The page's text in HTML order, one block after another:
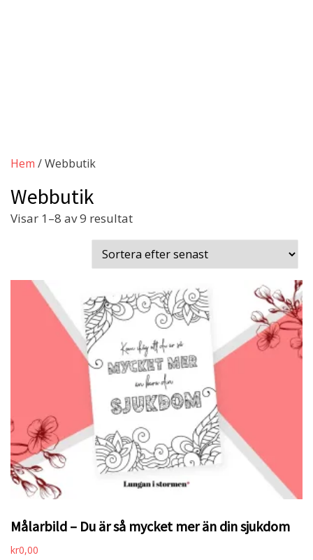
Hem / Webbutik
Webbutik
Visar 1–8 av 9 resultatSortera
efter
senaste
Målarbild – Du är så mycket mer än din sjukdom
kr0,00